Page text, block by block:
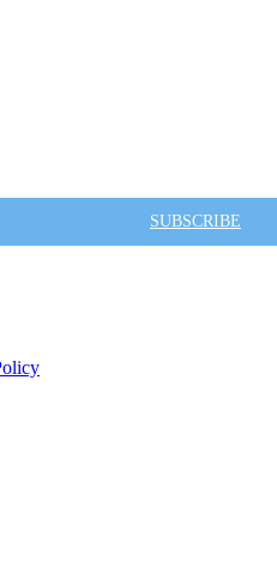
SUBSCRIBE